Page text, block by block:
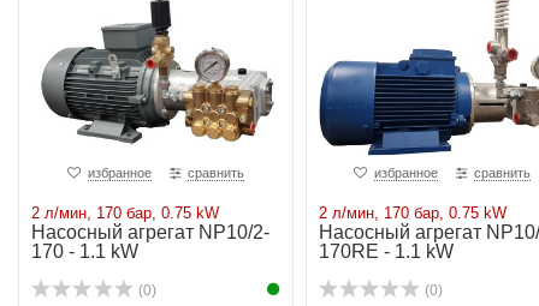
избранное сравнить
2 л/мин, 170 бар, 0.75 kW
Насосный агрегат NP10/2-
170 - 1.1 kW
(0)
избранное сравнить
2 л/мин, 170 бар, 0.75 kW
Насосный агрегат
170RE - 1.1 kW
(0)